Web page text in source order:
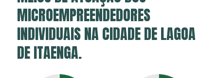
MICROEMPREENDEDORES
INDIVIDUAIS NA CIDADE DE LAGOA
DE ITAENGA.